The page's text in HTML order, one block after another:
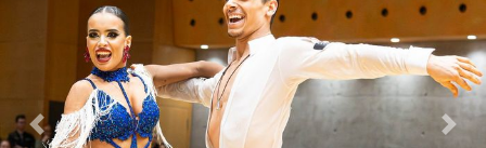
Previous Next